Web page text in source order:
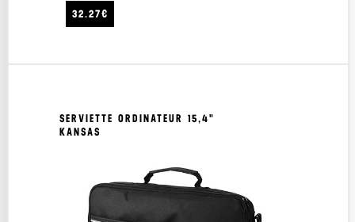
32.27€
SERVIETTE ORDINATEUR 15,4"
KANSAS